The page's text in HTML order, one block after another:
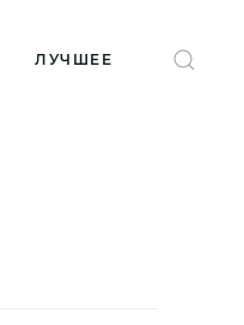
ЛУЧШЕЕ